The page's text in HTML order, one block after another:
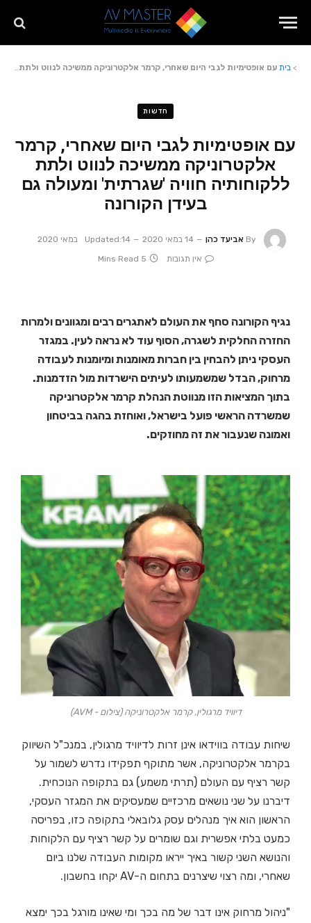
> בית עם אופטימיות לגבי היום שאחרי, קרמר אלקטרוניקה ממשיכה לנווט ולתת ללקוחותיה חוויה 'שגרתית' ומעולה גם בעידן הקורונה
חדשות
עם אופטימיות לגבי היום שאחרי, קרמר
אלקטרוניקה ממשיכה לנווט ולתת
ללקוחותיה חוויה 'שגרתית' ומעולה גם
בעידן הקורונה
By אביעד כהן 14 במאי 2020 Updated:14 במאי 2020
אין תגובות
5 Mins Read
נגיף הקורונה סחף את העולם לאתגרים רבים ומגוונים ולמרות
החזרה החלקית לשגרה, הסוף עוד לא נראה לעין. במגזר
העסקי ניתן להבחין בין חברות מאומנות ומיומנות לעבודה
מרחוק, הבדל שמשמעותו לעיתים הישרדות מול הזדמנות.
בתוך המציאות הזו מנווטת הנהלת קרמר אלקטרוניקה
שמשרדה הראשי פועל בישראל, ואוחזת בהגה בביטחון
ואמונה שנעבור את זה מחוזקים.
דיוויד מרגולין, קרמר אלקטרוניקה (צילום - AVM)
שיחות עבודה בווידאו אינן זרות לדיוויד מרגולין, במנכ"ל השיווק
בקרמר אלקטרוניקה, אשר מתוקף תפקידו נדרש לשמור על
קשר רציף עם העולם (תרתי משמע) גם בתקופה הנוכחית.
דיברנו על שני נושאים מרכזיים שמעסיקים את המגזר העסקי,
הראשון הוא איך מנהלים עסק גלובאלי בתקופה כזו, בפריסה
כמעט בלתי אפשרית וגם שומרים על קשר רציף עם הלקוחות
והנושא השני קשור באיך ייראו מקומות העבודה שלנו ביום
שאחרי, ומה רצוי שיצרנים בתחום ה-AV יקחו בחשבון.
"ניהול מרחוק אינו דבר של מה בכך ומי שאינו מורגל בכך ימצא